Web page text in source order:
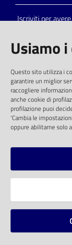
Catalogo
on line
Eventi
Chiedi al
bibliotecario
Iscriviti per
solo alle
comunitaria
SOCIAL
Vai alla
Mappa del sito
Usiamo
Questo sito utilizza i
garantire un miglior
raccogliere
anche cookie di
profilazione puoi
'Cambia le
oppure abilitarne solo